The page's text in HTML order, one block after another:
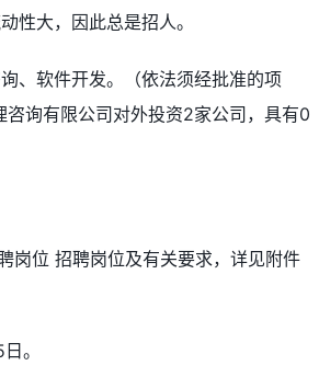
性大，因此总是招人。
、软件开发。（依法须经批准的项
询有限公司对外投资2家公司，具有0
岗位 招聘岗位及有关要求，详见附件
。